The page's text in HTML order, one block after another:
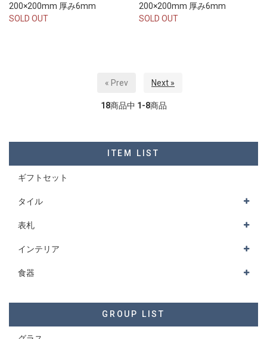
200×200mm 厚み6mm
SOLD OUT
200×200mm 厚み6mm
SOLD OUT
« Prev Next »
18商品中 1-8商品
ITEM LIST
ギフトセット
タイル
表札
インテリア
食器
GROUP LIST